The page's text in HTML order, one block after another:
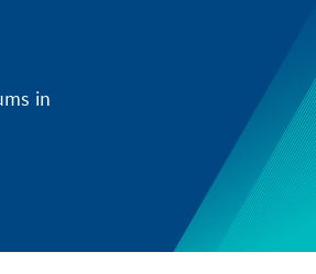
in